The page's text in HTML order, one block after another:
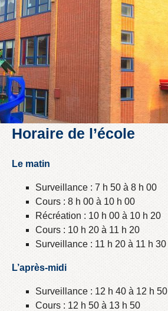
Horaire de l’école
Le matin
Surveillance : 7 h 50 à 8 h 00
Cours : 8 h 00 à 10 h 00
Récréation : 10 h 00 à 10 h 20
Cours : 10 h 20 à 11 h 20
Surveillance : 11 h 20 à 11 h 30
L’après-midi
Surveillance : 12 h 40 à 12 h 50
Cours : 12 h 50 à 13 h 50